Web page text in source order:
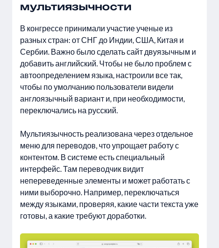
мультиязычности
В конгрессе принимали участие ученые из
разных стран: от СНГ до Индии, США, Китая и
Сербии. Важно было сделать сайт двуязычным и
добавить английский. Чтобы не было проблем с
автоопределением языка, настроили все так,
чтобы по умолчанию пользователи видели
англоязычный вариант и, при необходимости,
переключались на русский.
Мультиязычность реализована через отдельное
меню для переводов, что упрощает работу с
контентом. В системе есть специальный
интерфейс. Там переводчик видит
непереведенные элементы и может работать с
ними выборочно. Например, переключаться
между языками, проверяя, какие части текста уже
готовы, а какие требуют доработки.